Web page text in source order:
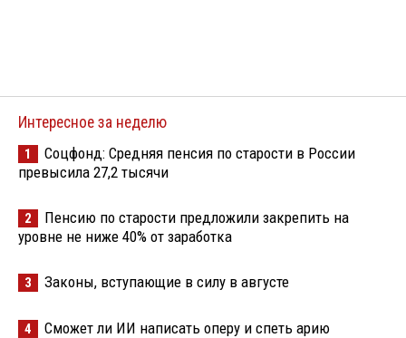
Интересное за неделю
1
Соцфонд: Средняя пенсия по старости в России
превысила 27,2 тысячи
2
Пенсию по старости предложили закрепить на
уровне не ниже 40% от заработка
3 Законы, вступающие в силу в августе
4 Сможет ли ИИ написать оперу и спеть арию